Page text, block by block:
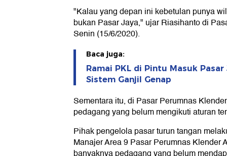
"Kalau yang depan ini kebetulan punya
bukan Pasar Jaya," ujar Riasihanto di
Senin (15/6/2020).
Baca juga:
Ramai PKL di Pintu Masuk
Sistem Ganjil Genap
Sementara itu, di Pasar Perumnas
pedagang yang belum mengikuti aturan
Pihak pengelola pasar turun tangan
Manajer Area 9 Pasar Perumnas Klender